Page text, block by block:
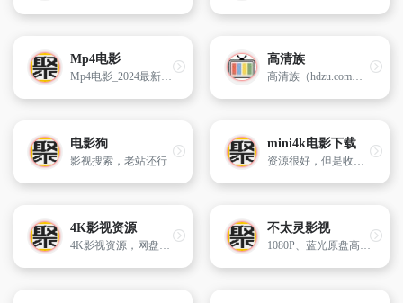
Mp4电影
Mp4电影_2024最新电影下载_高清MP4电影下载_迅雷电影下载
高清族
高清族（hdzu.com）的是一个影视资源全面且质量高的影视资源交流社区
电影狗
影视搜索，老站还行
mini4k电影下载
资源很好，但是收注册费，很贵
4K影视资源
4K影视资源，网盘、磁力下载
不太灵影视
1080P、蓝光原盘高清、4K高清下载